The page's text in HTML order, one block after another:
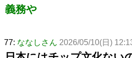
義務や
77: ななしさん 2026/05/10(日)